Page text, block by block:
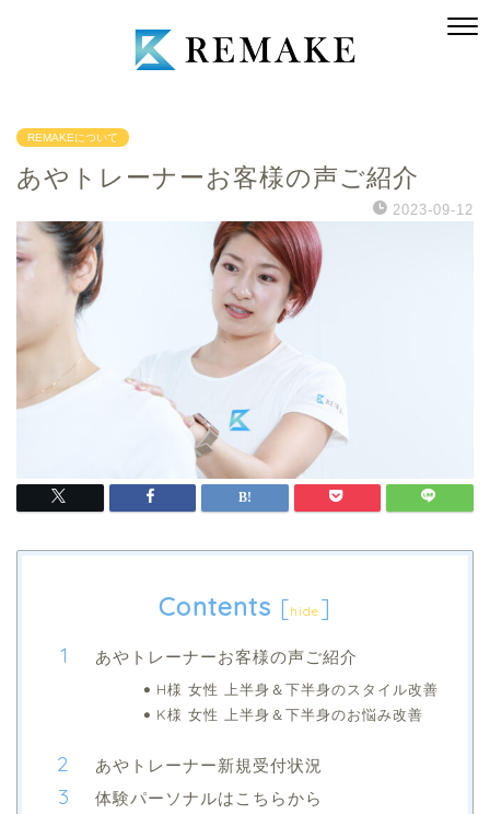
REMAKEについて
あやトレーナーお客様の声ご紹介
2023-09-12
Contents [hide ]
あやトレーナーお客様の声ご紹介
H様 女性 上半身＆下半身のスタイル改善
K様 女性 上半身＆下半身のお悩み改善
あやトレーナー新規受付状況
体験パーソナルはこちらから